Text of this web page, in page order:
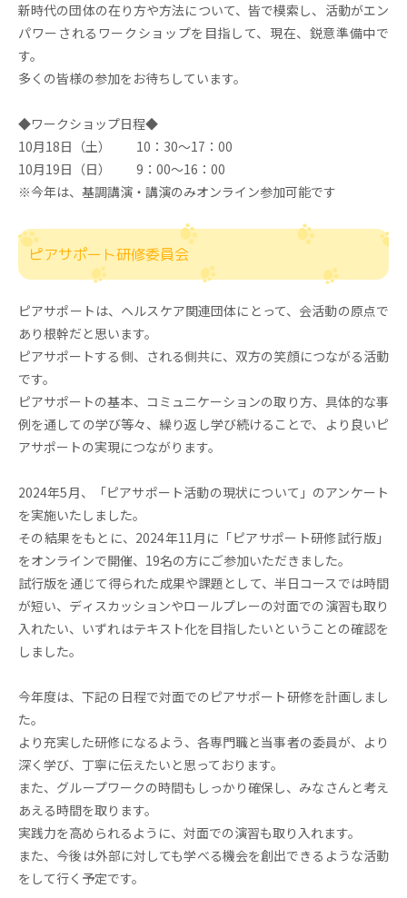
新時代の団体の在り方や方法について、皆で模索し、活動がエン
パワーされるワークショップを目指して、現在、鋭意準備中で
す。
多くの皆様の参加をお待ちしています。
◆ワークショップ日程◆
10月18日（土） 10：30～17：00
10月19日（日） 9：00～16：00
※今年は、基調講演・講演のみオンライン参加可能です
ピアサポート研修委員会
ピアサポートは、ヘルスケア関連団体にとって、会活動の原点で
あり根幹だと思います。
ピアサポートする側、される側共に、双方の笑顔につながる活動
です。
ピアサポートの基本、コミュニケーションの取り方、具体的な事
例を通しての学び等々、繰り返し学び続けることで、より良いピ
アサポートの実現につながります。
2024年5月、「ピアサポート活動の現状について」のアンケート
を実施いたしました。
その結果をもとに、2024年11⽉に「ピアサポート研修試⾏版」
をオンラインで開催、19名の方にご参加いただきました。
試⾏版を通じて得られた成果や課題として、半日コースでは時間
が短い、ディスカッションやロールプレーの対面での演習も取り
入れたい、いずれはテキスト化を目指したいということの確認を
しました。
今年度は、下記の日程で対面でのピアサポート研修を計画しまし
た。
より充実した研修になるよう、各専⾨職と当事者の委員が、より
深く学び、丁寧に伝えたいと思っております。
また、グループワークの時間もしっかり確保し、みなさんと考え
あえる時間を取ります。
実践⼒を⾼められるように、対面での演習も取り入れます。
また、今後は外部に対しても学べる機会を創出できるような活動
をして行く予定です。